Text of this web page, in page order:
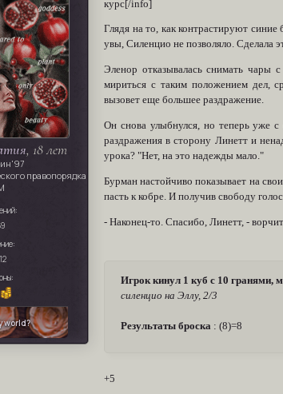
, 18 лет
правопорядка
world?
курс[/info]
Глядя на то, как контрастируют
увы, Силенцио не позволяло. Сделала
Эленор отказывалась снимать чары
мириться с таким положением дел,
вызовет еще большее раздражение.
Он снова улыбнулся, но теперь уже с
раздражения в сторону Линетт и
урока? "Нет, на это надежды мало."
Бурман настойчиво показывает на
пасть к кобре. И получив свободу
- Наконец-то. Спасибо, Линетт, -
Игрок кинул 1 куб с 10 гранями,
силенцио на Эллу, 2/3
Результаты броска : (8)=8
+5